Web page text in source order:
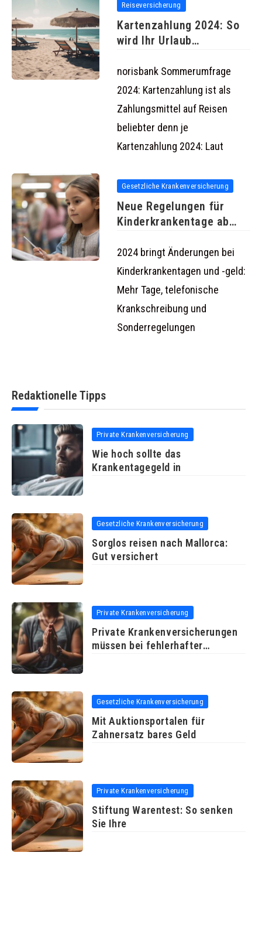
Reiseversicherung
Kartenzahlung 2024: So
wird Ihr Urlaub
norisbank Sommerumfrage
2024: Kartenzahlung ist als
Zahlungsmittel auf Reisen
beliebter denn je
Kartenzahlung 2024: Laut
Gesetzliche Krankenversicherung
Neue Regelungen für
Kinderkrankentage ab
2024 bringt Änderungen bei
Kinderkrankentagen und -geld:
Mehr Tage, telefonische
Krankschreibung und
Sonderregelungen
Redaktionelle Tipps
Private Krankenversicherung
Wie hoch sollte das
Krankentagegeld in
Gesetzliche Krankenversicherung
Sorglos reisen nach Mallorca:
Gut versichert
Private Krankenversicherung
Private Krankenversicherungen
müssen bei fehlerhafter
Gesetzliche Krankenversicherung
Mit Auktionsportalen für
Zahnersatz bares Geld
Private Krankenversicherung
Stiftung Warentest: So senken
Sie Ihre